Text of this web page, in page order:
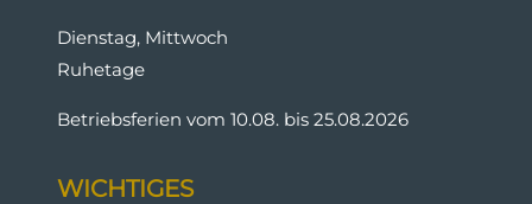
Dienstag, Mittwoch
Ruhetage
Betriebsferien vom 10.08. bis 25.08.2026
WICHTIGES